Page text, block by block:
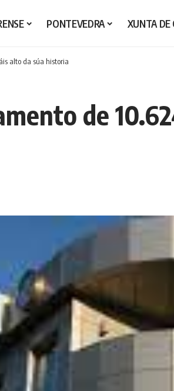
PONTEVEDRA XUNTA DE
alto da súa historia
de